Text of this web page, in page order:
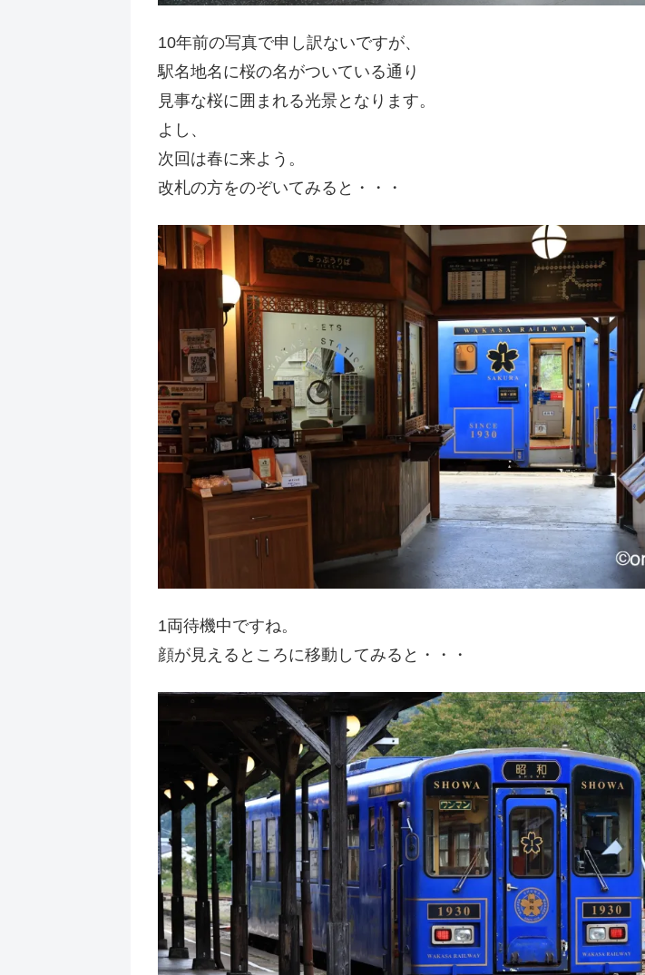
10年前の写真で申し訳ないですが、
駅名地名に桜の名がついている通り
見事な桜に囲まれる光景となります。
よし、
次回は春に来よう。
改札の方をのぞいてみると・・・
1両待機中ですね。
顔が見えるところに移動してみると・・・